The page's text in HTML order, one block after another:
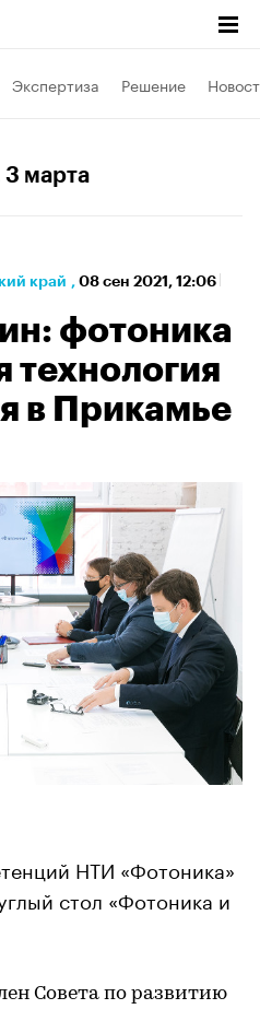
Экспертиза Решение
3 марта
край , 08 сен 2021, 12:06
фотоника
технология
в Прикамье
НТИ «Фотоника»
стол «Фотоника и
Совета по развитию